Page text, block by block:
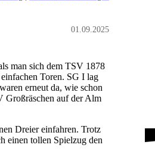
01.09.2025
man sich dem TSV 1878
Toren. SG I lag
erneut da, wie schon
Großräschen auf der Alm
Dreier einfahren. Trotz
einen tollen Spielzug den